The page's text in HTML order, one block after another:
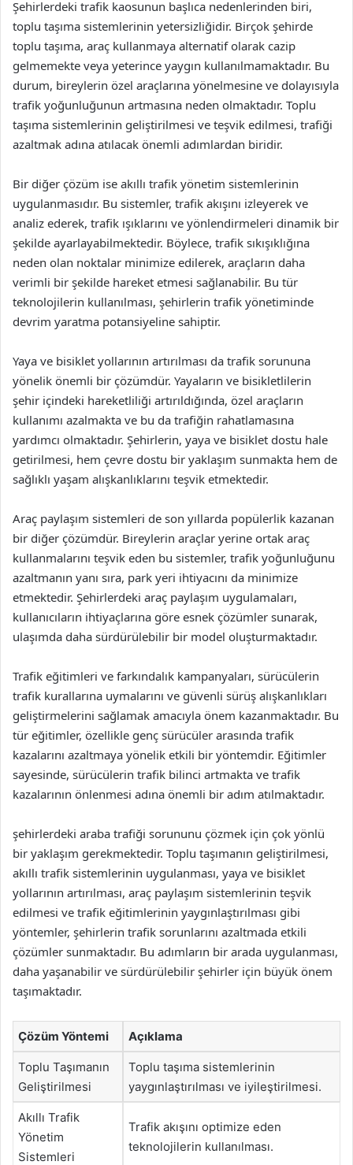
Şehirlerdeki trafik kaosunun başlıca nedenlerinden biri,
toplu taşıma sistemlerinin yetersizliğidir. Birçok şehirde
toplu taşıma, araç kullanmaya alternatif olarak cazip
gelmemekte veya yeterince yaygın kullanılmamaktadır. Bu
durum, bireylerin özel araçlarına yönelmesine ve dolayısıyla
trafik yoğunluğunun artmasına neden olmaktadır. Toplu
taşıma sistemlerinin geliştirilmesi ve teşvik edilmesi, trafiği
azaltmak adına atılacak önemli adımlardan biridir.
Bir diğer çözüm ise akıllı trafik yönetim sistemlerinin
uygulanmasıdır. Bu sistemler, trafik akışını izleyerek ve
analiz ederek, trafik ışıklarını ve yönlendirmeleri dinamik bir
şekilde ayarlayabilmektedir. Böylece, trafik sıkışıklığına
neden olan noktalar minimize edilerek, araçların daha
verimli bir şekilde hareket etmesi sağlanabilir. Bu tür
teknolojilerin kullanılması, şehirlerin trafik yönetiminde
devrim yaratma potansiyeline sahiptir.
Yaya ve bisiklet yollarının artırılması da trafik sorununa
yönelik önemli bir çözümdür. Yayaların ve bisikletlilerin
şehir içindeki hareketliliği artırıldığında, özel araçların
kullanımı azalmakta ve bu da trafiğin rahatlamasına
yardımcı olmaktadır. Şehirlerin, yaya ve bisiklet dostu hale
getirilmesi, hem çevre dostu bir yaklaşım sunmakta hem de
sağlıklı yaşam alışkanlıklarını teşvik etmektedir.
Araç paylaşım sistemleri de son yıllarda popülerlik kazanan
bir diğer çözümdür. Bireylerin araçlar yerine ortak araç
kullanmalarını teşvik eden bu sistemler, trafik yoğunluğunu
azaltmanın yanı sıra, park yeri ihtiyacını da minimize
etmektedir. Şehirlerdeki araç paylaşım uygulamaları,
kullanıcıların ihtiyaçlarına göre esnek çözümler sunarak,
ulaşımda daha sürdürülebilir bir model oluşturmaktadır.
Trafik eğitimleri ve farkındalık kampanyaları, sürücülerin
trafik kurallarına uymalarını ve güvenli sürüş alışkanlıkları
geliştirmelerini sağlamak amacıyla önem kazanmaktadır. Bu
tür eğitimler, özellikle genç sürücüler arasında trafik
kazalarını azaltmaya yönelik etkili bir yöntemdir. Eğitimler
sayesinde, sürücülerin trafik bilinci artmakta ve trafik
kazalarının önlenmesi adına önemli bir adım atılmaktadır.
şehirlerdeki araba trafiği sorununu çözmek için çok yönlü
bir yaklaşım gerekmektedir. Toplu taşımanın geliştirilmesi,
akıllı trafik sistemlerinin uygulanması, yaya ve bisiklet
yollarının artırılması, araç paylaşım sistemlerinin teşvik
edilmesi ve trafik eğitimlerinin yaygınlaştırılması gibi
yöntemler, şehirlerin trafik sorunlarını azaltmada etkili
çözümler sunmaktadır. Bu adımların bir arada uygulanması,
daha yaşanabilir ve sürdürülebilir şehirler için büyük önem
taşımaktadır.
Çözüm Yöntemi Açıklama
Toplu Taşımanın
Geliştirilmesi
Toplu taşıma sistemlerinin
yaygınlaştırılması ve iyileştirilmesi.
Akıllı Trafik
Yönetim
Sistemleri
Trafik akışını optimize eden
teknolojilerin kullanılması.